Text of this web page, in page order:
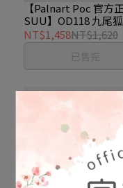
【Palnart Poc 官方
SUU】OD118 九尾
｜日本製 靈獸之姿 妖
說 Kyubi
NT$1,458NT$1,620
已售完